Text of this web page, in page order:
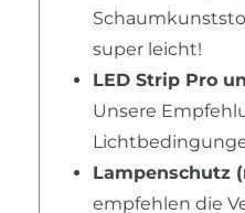
super leicht!
LED Strip Pro
Unsere
Lampenschutz
empfehlen die